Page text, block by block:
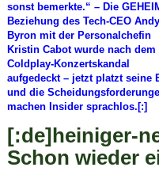
sonst bemerkte.“ – Die
Beziehung des Tech-CEO Andy
Byron mit der Personalchefin
Kristin Cabot wurde nach dem
Coldplay-Konzertskandal
aufgedeckt – jetzt platzt seine
und die
machen Insider sprachlos.[:]
[:de]heiniger-
Schon wieder